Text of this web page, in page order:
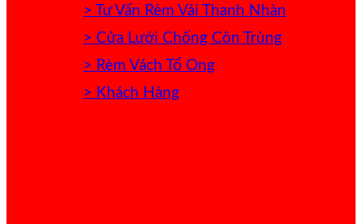
> Tư Vấn Rèm Vải Thanh Nhàn
> Cửa Lưới Chống Côn Trùng
> Rèm Vách Tổ Ong
> Khách Hàng